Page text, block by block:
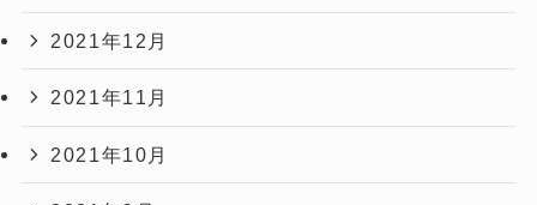
2021年12月
2021年11月
2021年10月